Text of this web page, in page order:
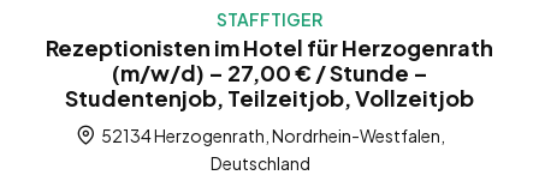
STAFFTIGER
Rezeptionisten im Hotel für Herzogenrath
(m/w/d) – 27,00 € / Stunde –
Studentenjob, Teilzeitjob, Vollzeitjob
52134 Herzogenrath, Nordrhein-Westfalen,
Deutschland